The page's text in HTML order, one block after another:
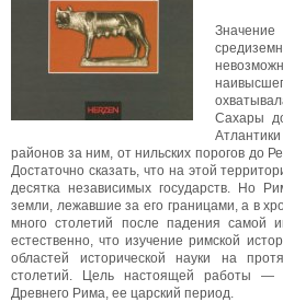
Сахары
районов за ним, от нильских порогов до
Достаточно сказать, что на этой
десятка независимых государств. Но
земли, лежавшие за его границами, а в
много столетий после падения самой
естественно, что изучение римской
областей исторической науки на
столетий. Цель настоящей работы —
Древнего Рима, ее царский период.